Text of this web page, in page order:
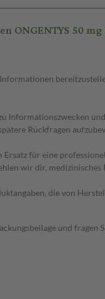
50
Informationszwecken
Rückfragen
für eine
wir dir, medizinisches
die von
und